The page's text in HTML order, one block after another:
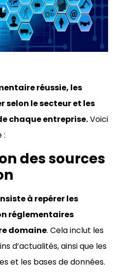
réussie, les
selon le secteur et les
chaque entreprise.Voici
:
des sources
à repérer les
réglementaires
domaine. Cela inclut les
d’actualités, ainsi que les
et les bases de données.